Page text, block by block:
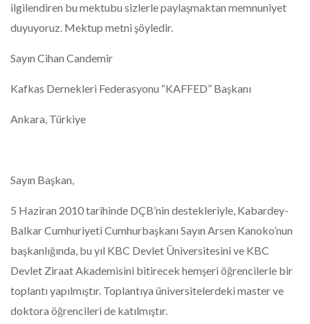
ilgilendiren bu mektubu sizlerle paylaşmaktan memnuniyet
duyuyoruz. Mektup metni şöyledir.
Sayın Cihan Candemir
Kafkas Dernekleri Federasyonu “KAFFED” Başkanı
Ankara, Türkiye
Sayın Başkan,
5 Haziran 2010 tarihinde DÇB’nin destekleriyle, Kabardey-
Balkar Cumhuriyeti Cumhurbaşkanı Sayın Arsen Kanoko’nun
başkanlığında, bu yıl KBC Devlet Üniversitesini ve KBC
Devlet Ziraat Akademisini bitirecek hemşeri öğrencilerle bir
toplantı yapılmıştır. Toplantıya üniversitelerdeki master ve
doktora öğrencileri de katılmıştır.